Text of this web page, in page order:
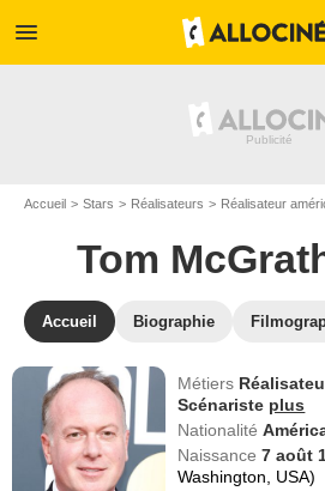
menu
Accueil Stars Réalisateurs Réalisateur
Tom
Accueil Biographie
Métiers
Scénariste plus
Nationalité
Naissance7 août
Washington, USA)